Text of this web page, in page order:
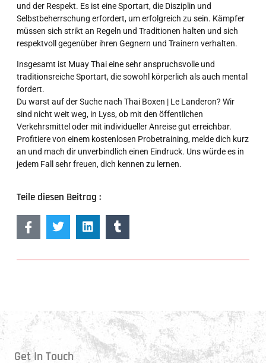
und der Respekt. Es ist eine Sportart, die Disziplin und
Selbstbeherrschung erfordert, um erfolgreich zu sein. Kämpfer
müssen sich strikt an Regeln und Traditionen halten und sich
respektvoll gegenüber ihren Gegnern und Trainern verhalten.
Insgesamt ist Muay Thai eine sehr anspruchsvolle und
traditionsreiche Sportart, die sowohl körperlich als auch mental
fordert.
Du warst auf der Suche nach Thai Boxen | Le Landeron? Wir
sind nicht weit weg, in Lyss, ob mit den öffentlichen
Verkehrsmittel oder mit individueller Anreise gut erreichbar.
Profitiere von einem kostenlosen Probetraining, melde dich kurz
an und mach dir unverbindlich einen Eindruck. Uns würde es in
jedem Fall sehr freuen, dich kennen zu lernen.
Teile diesen Beitrag :
Get In Touch